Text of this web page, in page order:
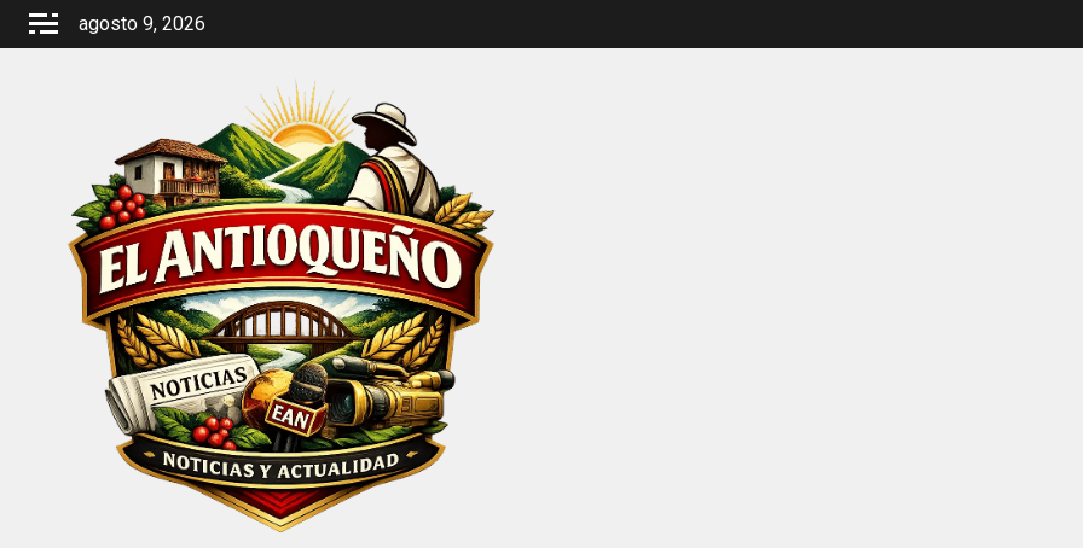
Saltar
agosto 9, 2026